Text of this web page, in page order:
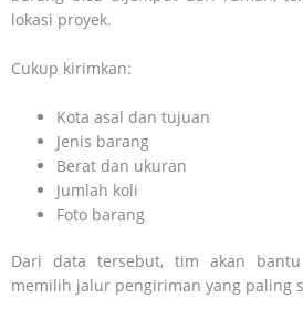
lokasi proyek.
Cukup kirimkan:
Kota asal dan tujuan
Jenis barang
Berat dan ukuran
Jumlah koli
Foto barang
Dari data tersebut, tim akan
memilih jalur pengiriman yang paling